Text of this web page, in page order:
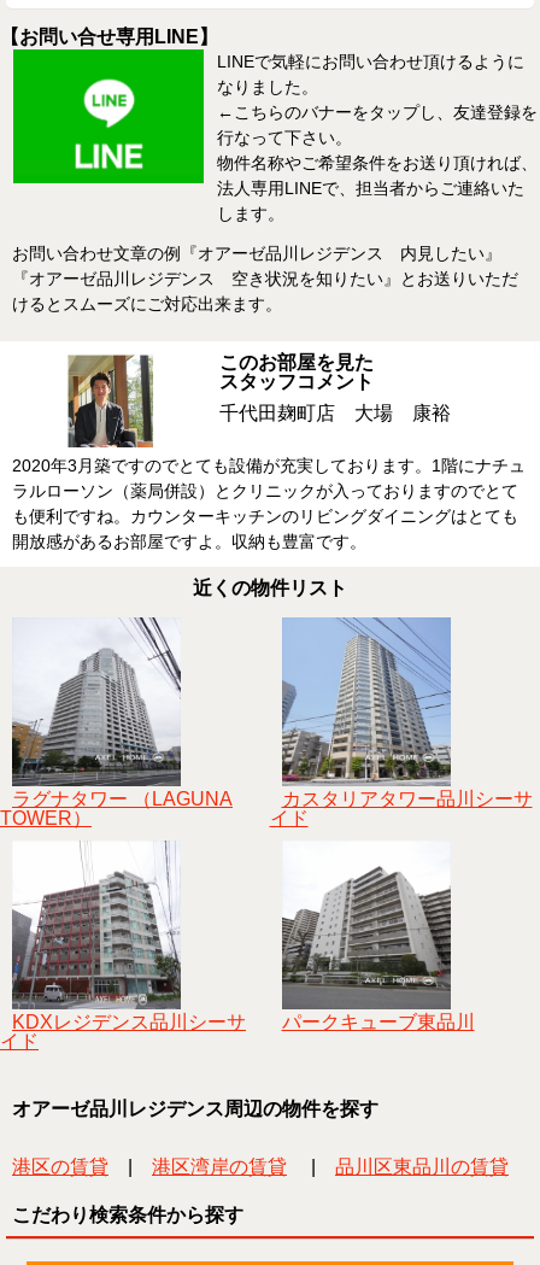
【お問い合せ専用LINE】
LINEで気軽にお問い合わせ頂けるように
なりました。
←こちらのバナーをタップし、友達登録を
行なって下さい。
物件名称やご希望条件をお送り頂ければ、
法人専用LINEで、担当者からご連絡いた
します。
お問い合わせ文章の例『オアーゼ品川レジデンス 内見したい』
『オアーゼ品川レジデンス 空き状況を知りたい』とお送りいただ
けるとスムーズにご対応出来ます。
このお部屋を見た
スタッフコメント
千代田麹町店 大場 康裕
2020年3月築ですのでとても設備が充実しております。1階にナチュ
ラルローソン（薬局併設）とクリニックが入っておりますのでとて
も便利ですね。カウンターキッチンのリビングダイニングはとても
開放感があるお部屋ですよ。収納も豊富です。
近くの物件リスト
ラグナタワー （LAGUNA
TOWER）
カスタリアタワー品川シーサ
イド
KDXレジデンス品川シーサ
イド
パークキューブ東品川
オアーゼ品川レジデンス周辺の物件を探す
港区の賃貸 港区湾岸の賃貸 品川区東品川の賃貸
こだわり検索条件から探す